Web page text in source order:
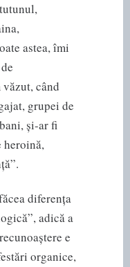
astea, îmi
când
grupei de
și-ar fi
heroină,
diferența
adică a
e
organice,